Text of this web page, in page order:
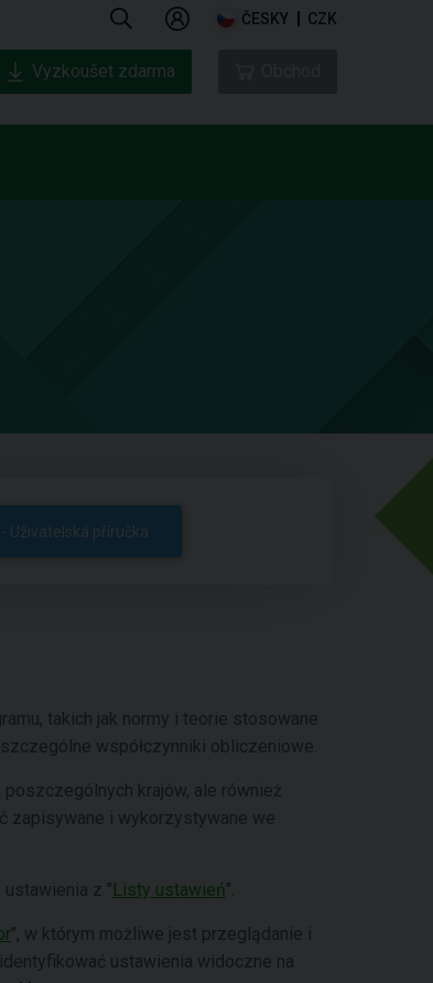
ČESKY CZK
Vyzkoušet zdarma
- Uživatelská příručka
takich jak normy i teorie stosowane
współczynniki obliczeniowe.
poszczególnych krajów, ale również
zapisywane i wykorzystywane we
z "Listy ustawień".
", w którym możliwe jest przeglądanie i
ustawienia widoczne na